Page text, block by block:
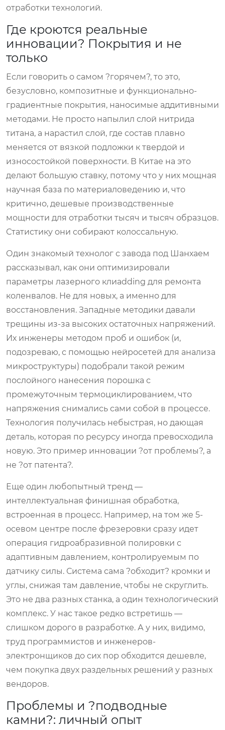
отработки технологий.
Где кроются реальные
инновации? Покрытия и не
только
Если говорить о самом ?горячем?, то это,
безусловно, композитные и функционально-
градиентные покрытия, наносимые аддитивными
методами. Не просто напылил слой нитрида
титана, а нарастил слой, где состав плавно
меняется от вязкой подложки к твердой и
износостойкой поверхности. В Китае на это
делают большую ставку, потому что у них мощная
научная база по материаловедению и, что
критично, дешевые производственные
мощности для отработки тысяч и тысяч образцов.
Статистику они собирают колоссальную.
Один знакомый технолог с завода под Шанхаем
рассказывал, как они оптимизировали
параметры лазерного клиadding для ремонта
коленвалов. Не для новых, а именно для
восстановления. Западные методики давали
трещины из-за высоких остаточных напряжений.
Их инженеры методом проб и ошибок (и,
подозреваю, с помощью нейросетей для анализа
микроструктуры) подобрали такой режим
послойного нанесения порошка с
промежуточным термоциклированием, что
напряжения снимались сами собой в процессе.
Технология получилась небыстрая, но дающая
деталь, которая по ресурсу иногда превосходила
новую. Это пример инновации ?от проблемы?, а
не ?от патента?.
Еще один любопытный тренд —
интеллектуальная финишная обработка,
встроенная в процесс. Например, на том же 5-
осевом центре после фрезеровки сразу идет
операция гидроабразивной полировки с
адаптивным давлением, контролируемым по
датчику силы. Система сама ?обходит? кромки и
углы, снижая там давление, чтобы не скруглить.
Это не два разных станка, а один технологический
комплекс. У нас такое редко встретишь —
слишком дорого в разработке. А у них, видимо,
труд программистов и инженеров-
электронщиков до сих пор обходится дешевле,
чем покупка двух раздельных решений у разных
вендоров.
Проблемы и ?подводные
камни?: личный опыт